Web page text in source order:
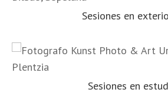
Sesiones en
Sesiones en